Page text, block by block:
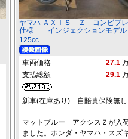
ヤマハ ＡＸＩＳ Ｚ コンビブ
仕様 インジェクションモデル
125cc
車両価格 27.1
支払総額
29.1
新車(在庫あり) 自賠責保険無し
―
マットブルー アクシスＺが入
ました。ホンダ・ヤマハ・スズ